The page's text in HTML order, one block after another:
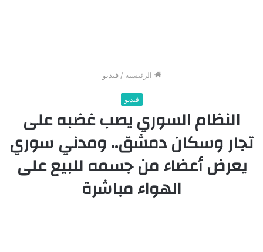
الرئيسية / فيديو
فيديو
النظام السوري يصب غضبه على
تجار وسكان دمشق.. ومدني سوري
يعرض أعضاء من جسمه للبيع على
الهواء مباشرة